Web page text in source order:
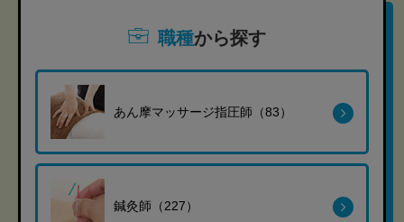
職種から探す
あん摩マッサージ指圧師（83）
鍼灸師（227）